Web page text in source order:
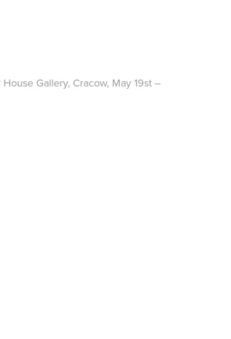
Gallery, Cracow, May 19st –